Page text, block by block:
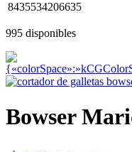
8435534206635
995 disponibles
Bowser